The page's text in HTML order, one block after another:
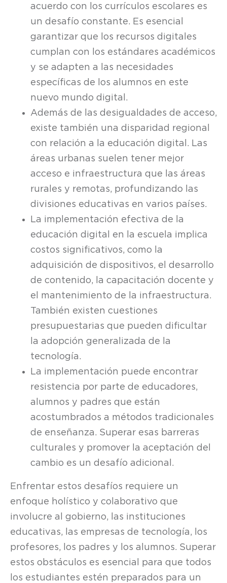
acuerdo con los currículos escolares es
un desafío constante. Es esencial
garantizar que los recursos digitales
cumplan con los estándares académicos
y se adapten a las necesidades
específicas de los alumnos en este
nuevo mundo digital.
Además de las desigualdades de acceso,
existe también una disparidad regional
con relación a la educación digital. Las
áreas urbanas suelen tener mejor
acceso e infraestructura que las áreas
rurales y remotas, profundizando las
divisiones educativas en varios países.
La implementación efectiva de la
educación digital en la escuela implica
costos significativos, como la
adquisición de dispositivos, el desarrollo
de contenido, la capacitación docente y
el mantenimiento de la infraestructura.
También existen cuestiones
presupuestarias que pueden dificultar
la adopción generalizada de la
tecnología.
La implementación puede encontrar
resistencia por parte de educadores,
alumnos y padres que están
acostumbrados a métodos tradicionales
de enseñanza. Superar esas barreras
culturales y promover la aceptación del
cambio es un desafío adicional.
Enfrentar estos desafíos requiere un
enfoque holístico y colaborativo que
involucre al gobierno, las instituciones
educativas, las empresas de tecnología, los
profesores, los padres y los alumnos. Superar
estos obstáculos es esencial para que todos
los estudiantes estén preparados para un